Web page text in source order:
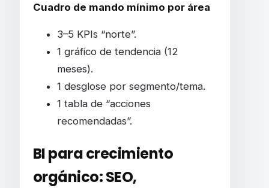
Cuadro de mando mínimo por área
3–5 KPIs “norte”.
1 gráfico de tendencia (12
meses).
1 desglose por segmento/tema.
1 tabla de “acciones
recomendadas”.
BI para crecimiento
orgánico: SEO,